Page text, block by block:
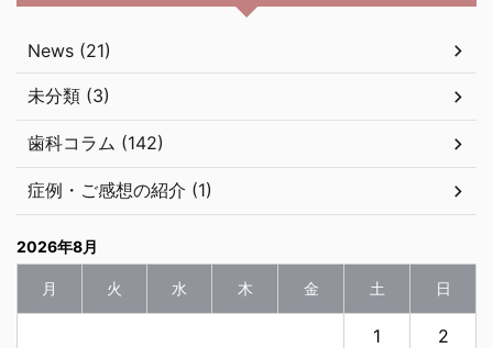
News (21)
未分類 (3)
歯科コラム (142)
症例・ご感想の紹介 (1)
2026年8月
月 火 水 木 金 土 日
1 2